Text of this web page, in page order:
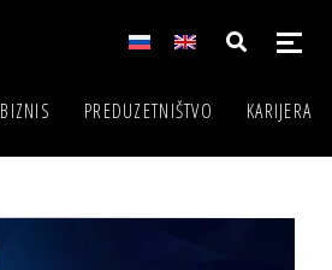
BIZNIS PREDUZETNIŠTVO KARIJERA